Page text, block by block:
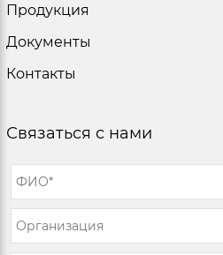
Продукция
Документы
Контакты
Связаться с нами